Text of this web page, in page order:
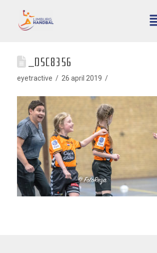
_DSC8356
eyetractive 26 april 2019